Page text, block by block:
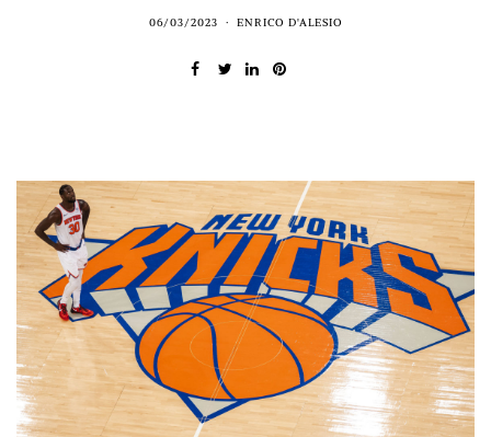
06/03/2023 ENRICO D'ALESIO